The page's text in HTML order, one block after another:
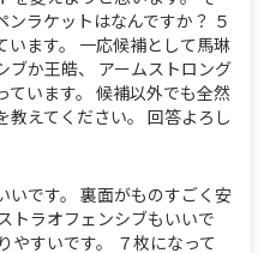
ンラケットはなんですか？ ５
います。 一応候補として馬琳
ブか王皓、 アームストロング
ています。 候補以外でも全然
教えてください。 回答よろし
いです。 裏面がものすごく安
トラオフェンシブもいいで
やすいです。 ７枚になって